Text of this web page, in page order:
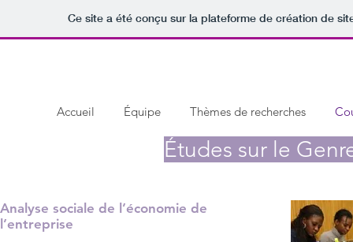
Ce site a été conçu sur la plateforme de création de
Études sur le
Accueil Équipe Thèmes de recherches
Analyse sociale de l’économie de
l’entreprise